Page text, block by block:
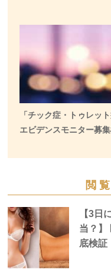
「チック症・トゥレット
エビデンスモニター募
閲
【3日
当？】
底検証